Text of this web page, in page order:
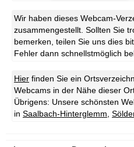
Wir haben dieses Webcam-
zusammengestellt. Sollten Sie
bemerken, teilen Sie uns dies
Fehler dann schnellstmöglich
Hier finden Sie ein
Webcams in der Nähe dieser
Übrigens: Unsere schönsten
in Saalbach-Hinterglemm